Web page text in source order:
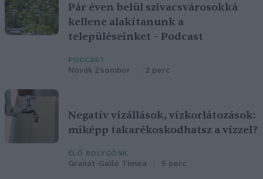
Pár éven belül szivacsvárosokká
kellene alakítanunk a
településeinket – Podcast
PODCAST
Novák Zsombor 2 perc
Negatív vízállások, vízkorlátozások:
miképp takarékoskodhatsz a vízzel?
ÉLŐ BOLYGÓNK
Granát-Galló Tímea 5 perc